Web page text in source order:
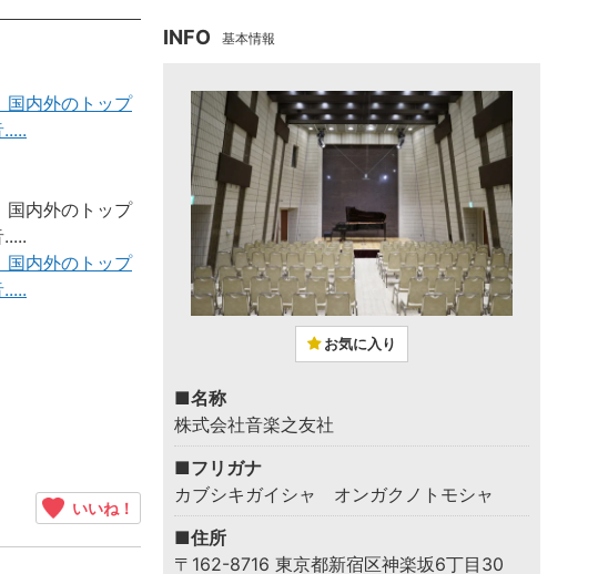
内外のトップ
内外のトップ
内外のトップ
いいね！
INFO 基本情報
お気に入り
■名称
株式会社音楽之友社
■フリガナ
カブシキガイシャ オンガクノトモシャ
■住所
〒162-8716 東京都新宿区神楽坂6丁目30